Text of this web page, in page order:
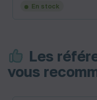
En stock
Les
vous